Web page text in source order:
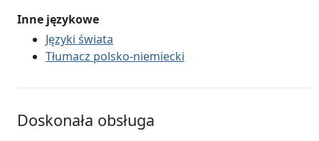
Inne językowe
Języki świata
Tłumacz polsko-niemiecki
Doskonała obsługa